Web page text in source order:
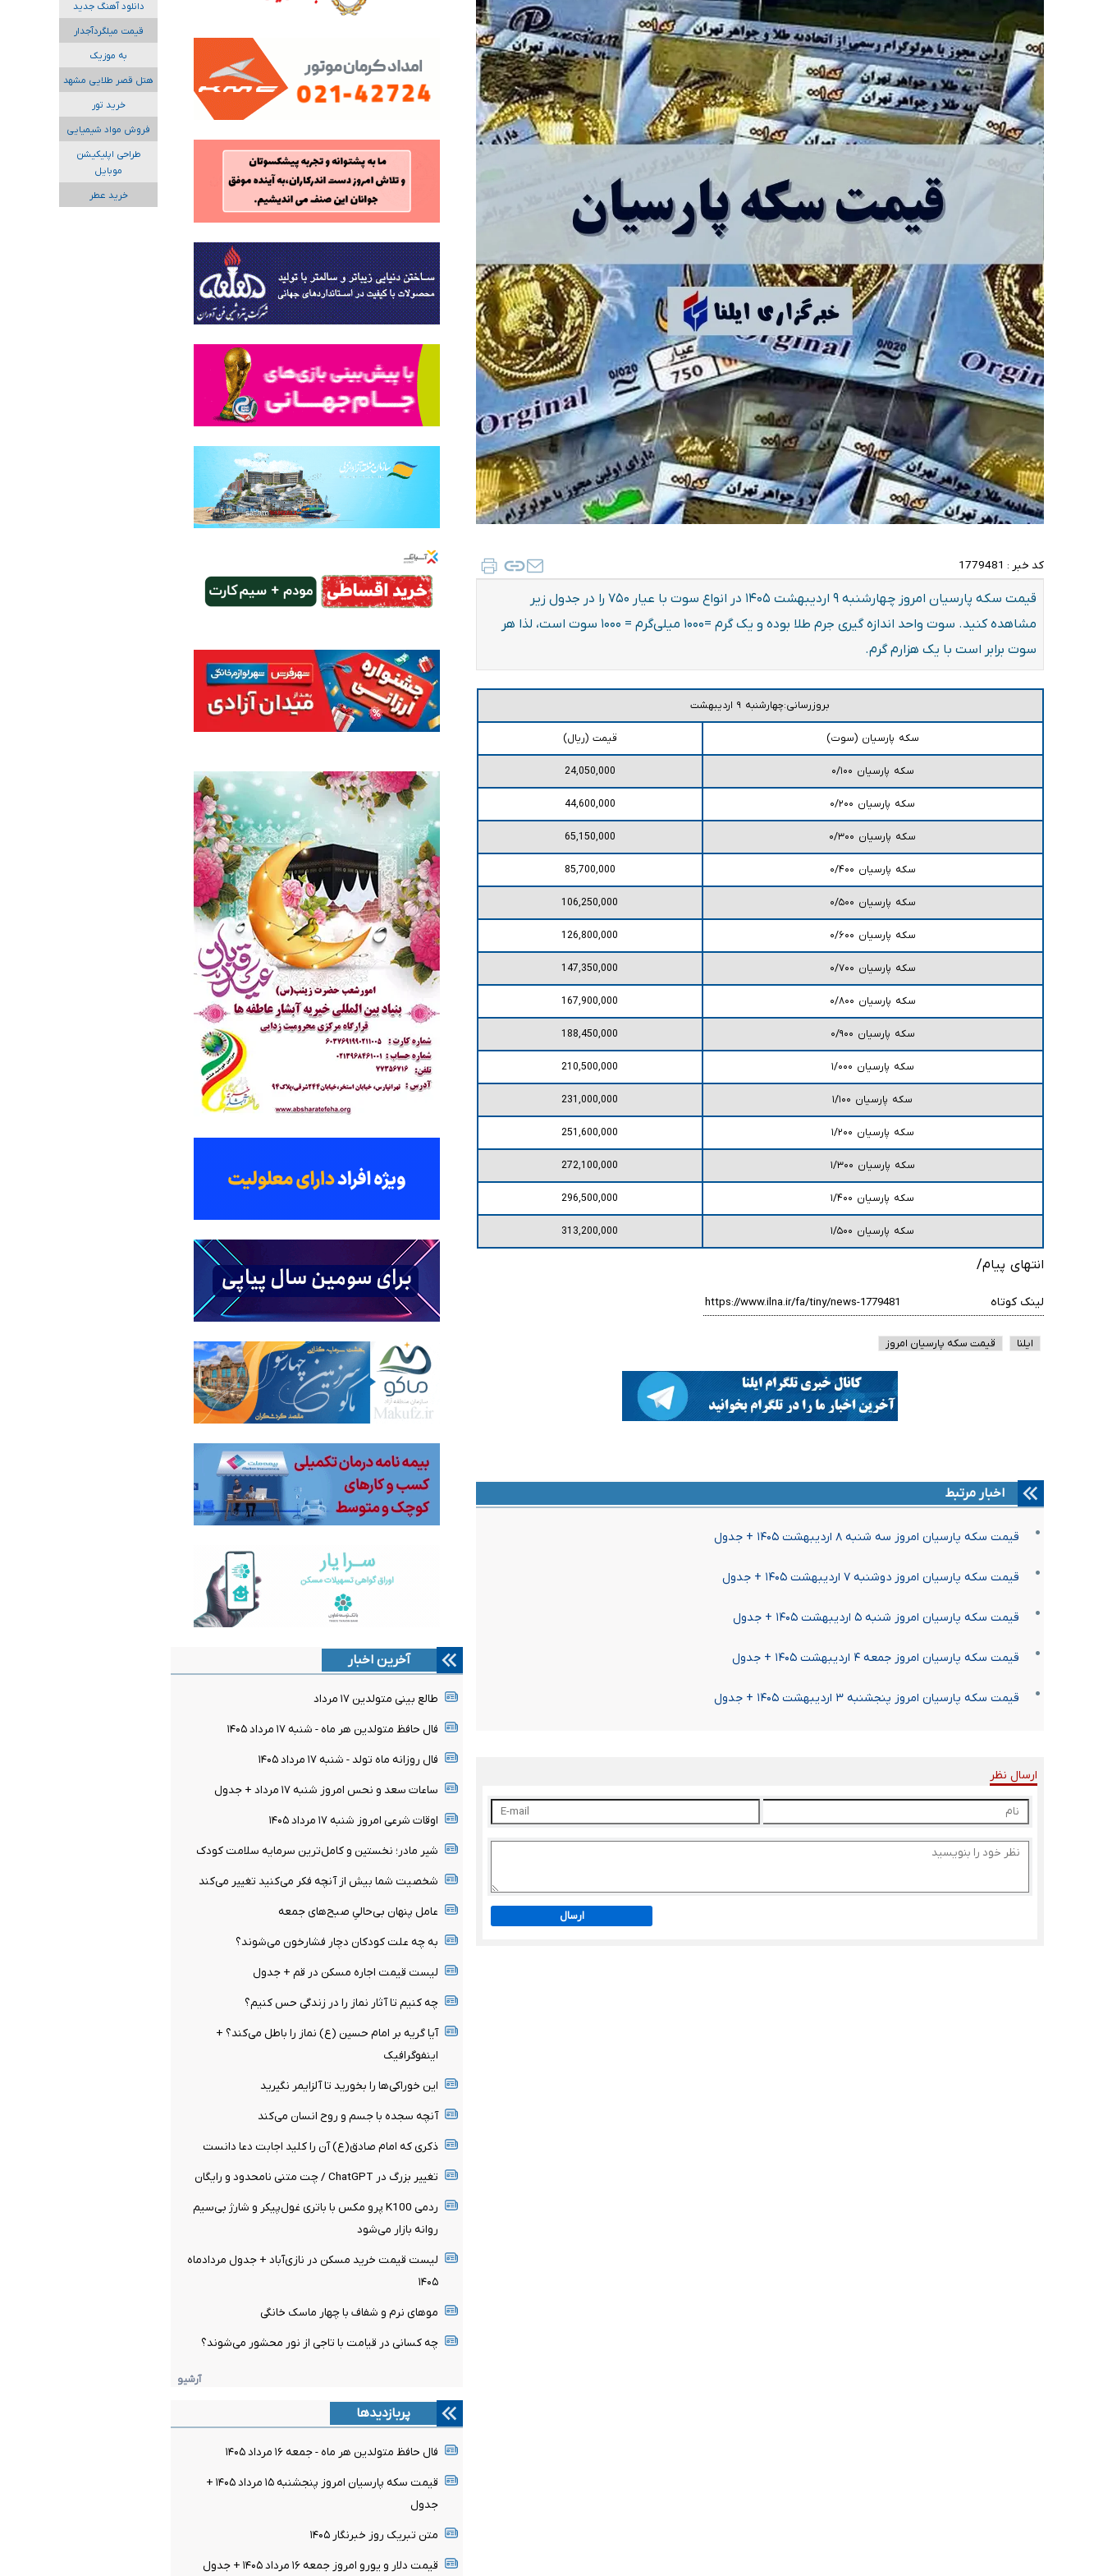
کد خبر : 1779481
قیمت سکه پارسیان امروز چهارشنبه ۹ اردیبهشت ۱۴۰۵ در انواع سوت با عیار ۷۵۰ را در جدول زیر
مشاهده کنید. سوت واحد اندازه گیری جرم طلا بوده و یک گرم =۱۰۰۰ میلی‌گرم = ۱۰۰۰ سوت است، لذا هر
سوت برابر است با یک هزارم گرم.
بروزرسانی:چهارشنبه ۹ اردیبهشت
سکه پارسیان (سوت) قیمت (ریال)
سکه پارسیان ۰/۱۰۰ 24,050,000
سکه پارسیان ۰/۲۰۰ 44,600,000
سکه پارسیان ۰/۳۰۰ 65,150,000
سکه پارسیان ۰/۴۰۰ 85,700,000
سکه پارسیان ۰/۵۰۰ 106,250,000
سکه پارسیان ۰/۶۰۰ 126,800,000
سکه پارسیان ۰/۷۰۰ 147,350,000
سکه پارسیان ۰/۸۰۰ 167,900,000
سکه پارسیان ۰/۹۰۰ 188,450,000
سکه پارسیان ۱/۰۰۰ 210,500,000
سکه پارسیان ۱/۱۰۰ 231,000,000
سکه پارسیان ۱/۲۰۰ 251,600,000
سکه پارسیان ۱/۳۰۰ 272,100,000
سکه پارسیان ۱/۴۰۰ 296,500,000
سکه پارسیان ۱/۵۰۰ 313,200,000
انتهای پیام/
لینک کوتاه
ایلنا قیمت سکه پارسیان امروز
اخبار مرتبط
قیمت سکه پارسیان امروز سه شنبه ۸ اردیبهشت ۱۴۰۵ + جدول
قیمت سکه پارسیان امروز دوشنبه ۷ اردیبهشت ۱۴۰۵ + جدول
قیمت سکه پارسیان امروز شنبه ۵ اردیبهشت ۱۴۰۵ + جدول
قیمت سکه پارسیان امروز جمعه ۴ اردیبهشت ۱۴۰۵ + جدول
قیمت سکه پارسیان امروز پنجشنبه ۳ اردیبهشت ۱۴۰۵ + جدول
ارسال نظر
ارسال
آخرین اخبار
طالع بینی متولدین ۱۷ مرداد
فال حافظ متولدین هر ماه - شنبه ۱۷ مرداد ۱۴۰۵
فال روزانه ماه تولد - شنبه ۱۷ مرداد ۱۴۰۵
ساعات سعد و نحس امروز شنبه ۱۷ مرداد + جدول
اوقات شرعی امروز شنبه ۱۷ مرداد ۱۴۰۵
شیر مادر؛ نخستین و کامل‌ترین سرمایه سلامت کودک
شخصیت شما بیش از آنچه فکر می‌کنید تغییر می‌کند
عامل پنهان بی‌حالیِ صبح‌های جمعه
به چه علت کودکان دچار فشارخون می‌شوند؟
لیست قیمت اجاره مسکن در قم + جدول
چه کنیم تا آثار نماز را در زندگی حس کنیم؟
آیا گریه بر امام حسین (ع) نماز را باطل می‌کند؟ +
اینفوگرافیک
این خوراکی‌ها را بخورید تا آلزایمر نگیرید
آنچه سجده با جسم و روح انسان می‌کند
ذکری که امام صادق(ع) آن را کلید اجابت دعا دانست
تغییر بزرگ در ChatGPT / چت متنی نامحدود و رایگان
ردمی K100 پرو مکس با باتری غول‌پیکر و شارژ بی‌سیم
روانه بازار می‌شود
لیست قیمت خرید مسکن در نازی‌آباد + جدول مردادماه
۱۴۰۵
موهای نرم و شفاف با چهار ماسک خانگی
چه کسانی در قیامت با تاجی از نور محشور می‌شوند؟
آرشیو
پربازدیدها
فال حافظ متولدین هر ماه - جمعه ۱۶ مرداد ۱۴۰۵
قیمت سکه پارسیان امروز پنجشنبه ۱۵ مرداد ۱۴۰۵ +
جدول
متن تبریک روز خبرنگار ۱۴۰۵
قیمت دلار و یورو امروز جمعه ۱۶ مرداد ۱۴۰۵ + جدول
دانلود آهنگ جدید
قیمت میلگردآجدار
به موزیک
هتل قصر طلایی مشهد
خرید تور
فروش مواد شیمیایی
طراحی اپلیکیشن
موبایل
خرید عطر